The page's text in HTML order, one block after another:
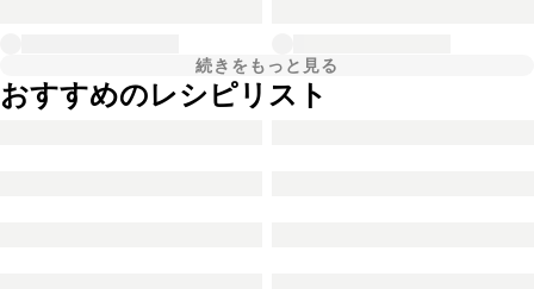
続きをもっと見る
おすすめのレシピリスト